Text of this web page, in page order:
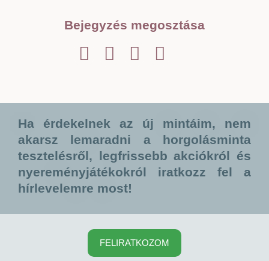
Bejegyzés megosztása
Ha érdekelnek az új mintáim, nem
akarsz lemaradni a horgolásminta
tesztelésről, legfrissebb akciókról és
nyereményjátékokról iratkozz fel a
hírlevelemre most!
FELIRATKOZOM